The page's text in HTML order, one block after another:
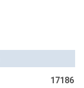
17186